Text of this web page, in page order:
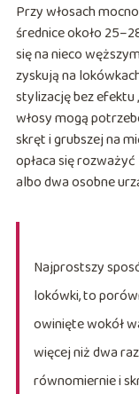
Przy włosach
średnice około
się na nieco
zyskują na
stylizację bez efektu
włosy mogą
skręt i grubszej na
opłaca się
albo dwa osobne
Najprostszy
lokówki, to
owinięte wokół
więcej niż dwa
równomiernie i